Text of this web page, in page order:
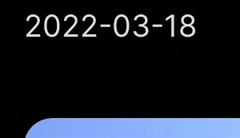
2022-03-18